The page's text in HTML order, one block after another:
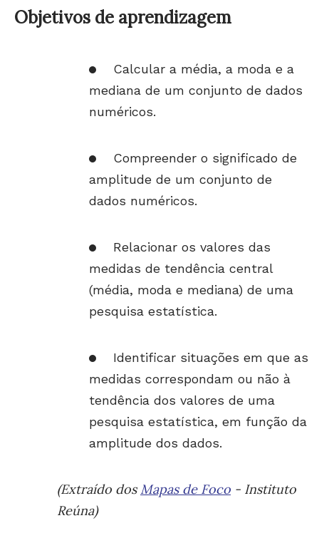
Objetivos de aprendizagem
Calcular a média, a moda e a
mediana de um conjunto de dados
numéricos.
Compreender o significado de
amplitude de um conjunto de
dados numéricos.
Relacionar os valores das
medidas de tendência central
(média, moda e mediana) de uma
pesquisa estatística.
Identificar situações em que as
medidas correspondam ou não à
tendência dos valores de uma
pesquisa estatística, em função da
amplitude dos dados.
(Extraído dos Mapas de Foco - Instituto
Reúna)